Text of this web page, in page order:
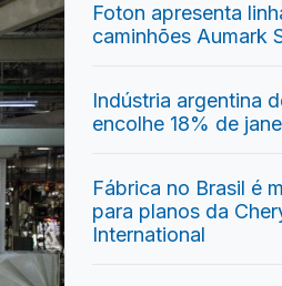
Foton apresenta
caminhões Aumark
Indústria argentina
encolhe 18% de
Fábrica no Brasil é
para planos da
International